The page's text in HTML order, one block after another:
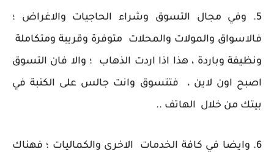
5. وفي مجال التسوق وشراء الحاجيات والاغراض ؛
فالاسواق والمولات والمحلات متوفرة وقريبة ومتكاملة
ونظيفة وباردة ، هذا اذا اردت الذهاب ؛ والا فان التسوق
اصبح اون لاين ، فتتسوق وانت جالس على الكنبة في
بيتك من خلال الهاتف ..
6. وايضا في كافة الخدمات الاخرى والكماليات ؛ فهناك